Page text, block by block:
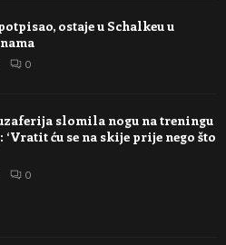
ostaje u Schalkeu u
0
slomila nogu na treningu
ću se na skije prije nego što
0